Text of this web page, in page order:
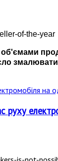
об'ємами